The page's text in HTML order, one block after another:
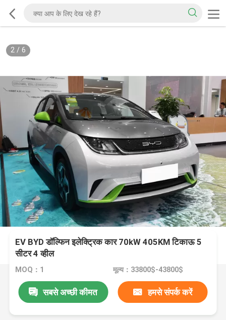
2/ 6
EV BYD डॉल्फिन इलेक्ट्रिक कार 70kW 405KM टिकाऊ 5
सीटर 4 व्हील
MOQ：1 मूल्य：33800$-43800$
सबसे अच्छी कीमत हमसे संपर्क करें